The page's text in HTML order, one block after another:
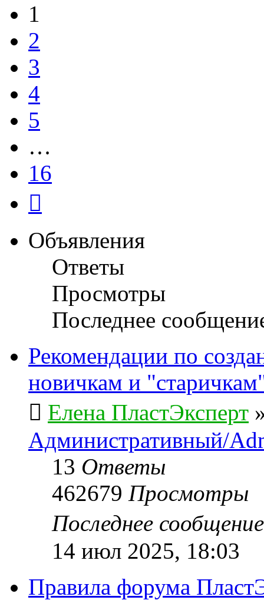
1
2
3
4
5
…
16
Объявления
Ответы
Просмотры
Последнее
Рекомендации по
новичкам и
Елена ПластЭксперт
Административный/
13 Ответы
462679 Просмотры
Последнее
14 июл 2025, 18:03
Правила форума